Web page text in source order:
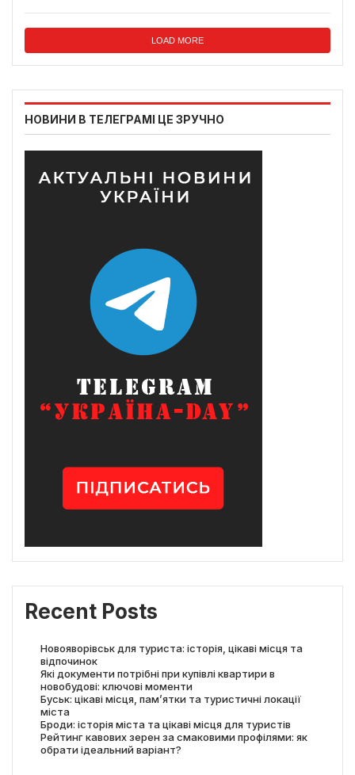
LOAD MORE
НОВИНИ В ТЕЛЕГРАМІ ЦЕ ЗРУЧНО
Recent Posts
Новояворівськ для туриста: історія, цікаві місця та
відпочинок
Які документи потрібні при купівлі квартири в
новобудові: ключові моменти
Буськ: цікаві місця, пам’ятки та туристичні локації
міста
Броди: історія міста та цікаві місця для туристів
Рейтинг кавових зерен за смаковими профілями: як
обрати ідеальний варіант?